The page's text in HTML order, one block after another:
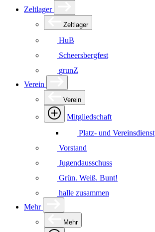
Zeltlager
Zeltlager
HuB
Scheersbergfest
grunZ
Verein
Verein
Mitgliedschaft
Platz- und Vereinsdienst
Vorstand
Jugendausschuss
Grün. Weiß. Bunt!
halle zusammen
Mehr
Mehr